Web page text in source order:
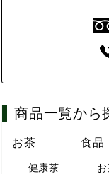
商品一覧から
お茶
健康茶
食品